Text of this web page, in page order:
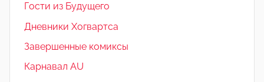
Гости из Будущего
Дневники Хогвартса
Завершенные комиксы
Карнавал AU